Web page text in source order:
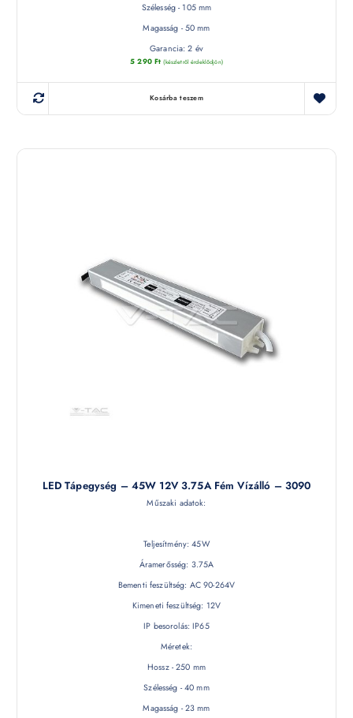
Szélesség - 105 mm
Magasság - 50 mm
Garancia: 2 év
5 290 Ft (készletről érdeklődjön)
Kosárba teszem
LED Tápegység – 45W 12V 3.75A Fém Vízálló – 3090
Műszaki adatok:
Teljesítmény: 45W
Áramerősség: 3.75A
Bementi feszültség: AC 90-264V
Kimeneti feszültség: 12V
IP besorolás: IP65
Méretek:
Hossz - 250 mm
Szélesség - 40 mm
Magasság - 23 mm